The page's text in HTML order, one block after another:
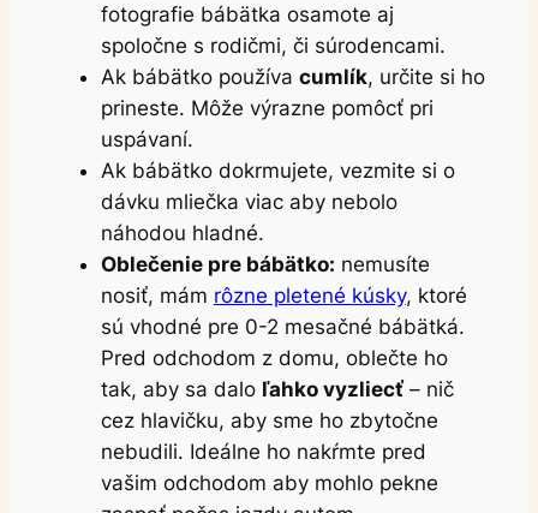
fotografie bábätka osamote aj
spoločne s rodičmi, či súrodencami.
Ak bábätko používa cumlík, určite si ho
prineste. Môže výrazne pomôcť pri
uspávaní.
Ak bábätko dokrmujete, vezmite si o
dávku mliečka viac aby nebolo
náhodou hladné.
Oblečenie pre bábätko: nemusíte
nosiť, mám rôzne pletené kúsky, ktoré
sú vhodné pre 0-2 mesačné bábätká.
Pred odchodom z domu, oblečte ho
tak, aby sa dalo ľahko vyzliecť– nič
cez hlavičku, aby sme ho zbytočne
nebudili. Ideálne ho nakŕmte pred
vašim odchodom aby mohlo pekne